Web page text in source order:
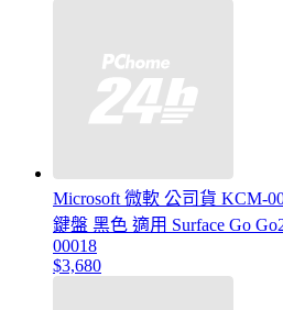
Microsoft 微軟 公司貨 KCM-
鍵盤 黑色 適用 Surface Go
00018
$3,680